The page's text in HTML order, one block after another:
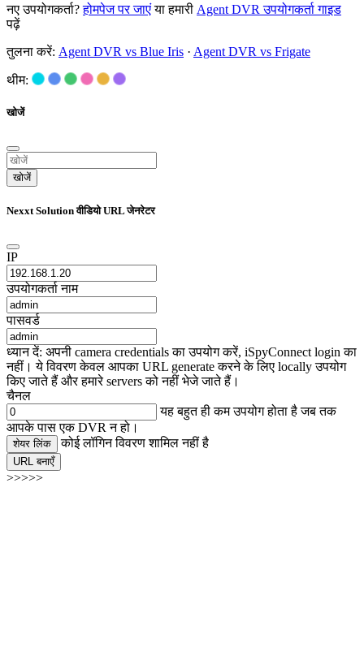
नए उपयोगकर्ता?होमपेज पर जाएंया हमारी Agent DVR उपयोगकर्ता गाइड
पढ़ें
तुलना करें: Agent DVR vs Blue Iris · Agent DVR vs Frigate
थीम:
खोजें
खोजें
Nexxt Solution वीडियो URL जेनरेटर
IP
उपयोगकर्ता नाम
पासवर्ड
ध्यान दें: अपनी camera credentials का उपयोग करें, iSpyConnect login का
नहीं। ये विवरण केवल आपका URL generate करने के लिए locally उपयोग
किए जाते हैं और हमारे servers को नहीं भेजे जाते हैं।
चैनल
यह बहुत ही कम उपयोग होता है जब तक
आपके पास एक DVR न हो।
शेयर लिंक कोई लॉगिन विवरण शामिल नहीं है
URL बनाएँ
>>>>>